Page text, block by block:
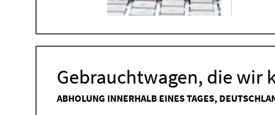
Gebrauchtwagen, die wir
ABHOLUNG INNERHALB EINES TAGES,